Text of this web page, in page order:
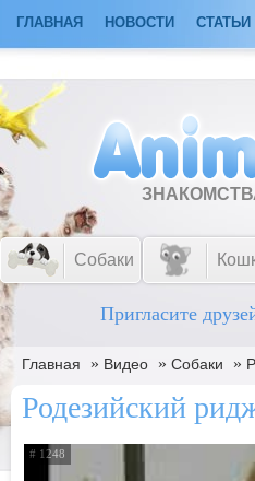
ГЛАВНАЯ НОВОСТИ СТАТЬИ
Собаки
Пригласите
Главная » Видео » Собаки »
Родезийский
# 1248